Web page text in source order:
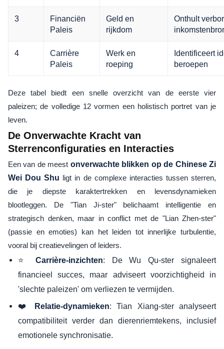
3
Financiën
Paleis
Geld en
rijkdom
Onthult
4
Carrière
Paleis
Werk en
roeping
Identificeert
beroepen
Deze tabel biedt een snelle overzicht van de eerste vier
paleizen; de volledige 12 vormen een holistisch portret van je
leven.
De Onverwachte Kracht van
Sterrenconfiguraties en Interacties
Een van de meest onverwachte blikken op de Chinese Zi
Wei Dou Shu ligt in de complexe interacties tussen sterren,
die je diepste karaktertrekken en levensdynamieken
blootleggen. De "Tian Ji-ster" belichaamt intelligentie en
strategisch denken, maar in conflict met de "Lian Zhen-ster"
(passie en emoties) kan het leiden tot innerlijke turbulentie,
vooral bij creatievelingen of leiders.
⭐ Carrière-inzichten: De Wu Qu-ster signaleert
financieel succes, maar adviseert voorzichtigheid in
'slechte paleizen' om verliezen te vermijden.
❤️
Relatie-dynamieken: Tian Xiang-ster analyseert
compatibiliteit verder dan dierenriemtekens, inclusief
emotionele synchronisatie.